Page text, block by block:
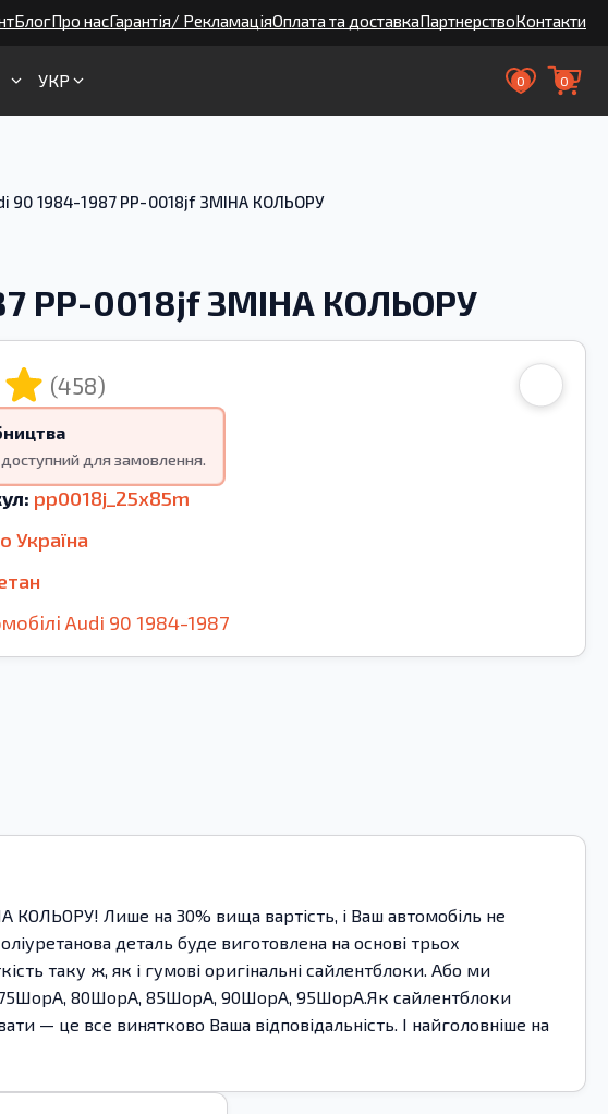
БлогПро насГарантія/ РекламаціяОплата та доставкаПартнерствоКонтакти
УКР 0 0
90 1984-1987 PP-0018jf ЗМІНА КОЛЬОРУ
PP-0018jf ЗМІНА КОЛЬОРУ
(458)
для замовлення.
pp0018j_25x85m
Україна
Audi 90 1984-1987
КОЛЬОРУ! Лише на 30% вища вартість, і Ваш автомобіль не
деталь буде виготовлена на основі трьох
таку ж, як і гумові оригінальні сайлентблоки. Або ми
80ШорА, 85ШорА, 90ШорА, 95ШорА.Як сайлентблоки
це все винятково Ваша відповідальність. І найголовніше на